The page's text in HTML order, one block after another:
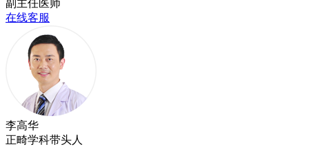
副主任医师
在线客服
李高华
正畸学科带头人